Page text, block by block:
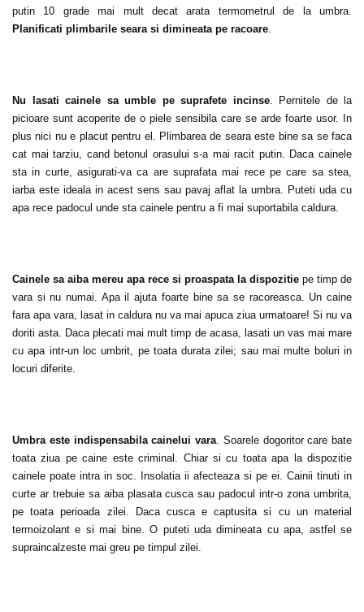
putin 10 grade mai mult decat arata termometrul de la umbra.
Planificati plimbarile seara si dimineata pe racoare.
Nu lasati cainele sa umble pe suprafete incinse. Pernitele de la
picioare sunt acoperite de o piele sensibila care se arde foarte usor. In
plus nici nu e placut pentru el. Plimbarea de seara este bine sa se faca
cat mai tarziu, cand betonul orasului s-a mai racit putin. Daca cainele
sta in curte, asigurati-va ca are suprafata mai rece pe care sa stea,
iarba este ideala in acest sens sau pavaj aflat la umbra. Puteti uda cu
apa rece padocul unde sta cainele pentru a fi mai suportabila caldura.
Cainele sa aiba mereu apa rece si proaspata la dispozitie pe timp de
vara si nu numai. Apa il ajuta foarte bine sa se racoreasca. Un caine
fara apa vara, lasat in caldura nu va mai apuca ziua urmatoare! Si nu va
doriti asta. Daca plecati mai mult timp de acasa, lasati un vas mai mare
cu apa intr-un loc umbrit, pe toata durata zilei; sau mai multe boluri in
locuri diferite.
Umbra este indispensabila cainelui vara. Soarele dogoritor care bate
toata ziua pe caine este criminal. Chiar si cu toata apa la dispozitie
cainele poate intra in soc. Insolatia ii afecteaza si pe ei. Cainii tinuti in
curte ar trebuie sa aiba plasata cusca sau padocul intr-o zona umbrita,
pe toata perioada zilei. Daca cusca e captusita si cu un material
termoizolant e si mai bine. O puteti uda dimineata cu apa, astfel se
supraincalzeste mai greu pe timpul zilei.